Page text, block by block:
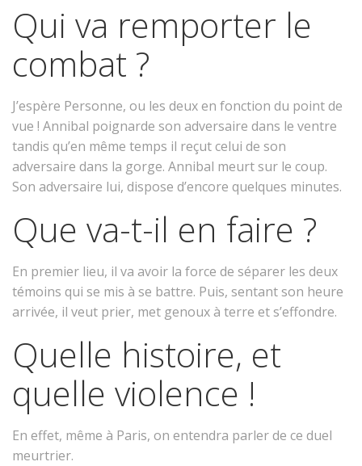
Qui va remporter le
combat ?
J’espère Personne, ou les deux en fonction du point de
vue ! Annibal poignarde son adversaire dans le ventre
tandis qu’en même temps il reçut celui de son
adversaire dans la gorge. Annibal meurt sur le coup.
Son adversaire lui, dispose d’encore quelques minutes.
Que va-t-il en faire ?
En premier lieu, il va avoir la force de séparer les deux
témoins qui se mis à se battre. Puis, sentant son heure
arrivée, il veut prier, met genoux à terre et s’effondre.
Quelle histoire, et
quelle violence !
En effet, même à Paris, on entendra parler de ce duel
meurtrier.